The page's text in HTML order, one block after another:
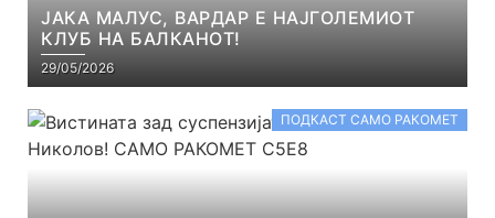
ЈАКА МАЛУС, ВАРДАР Е НАЈГОЛЕМИОТ
КЛУБ НА БАЛКАНОТ!
29/05/2026
ПОДКАСТ САМО РАКОМЕТ